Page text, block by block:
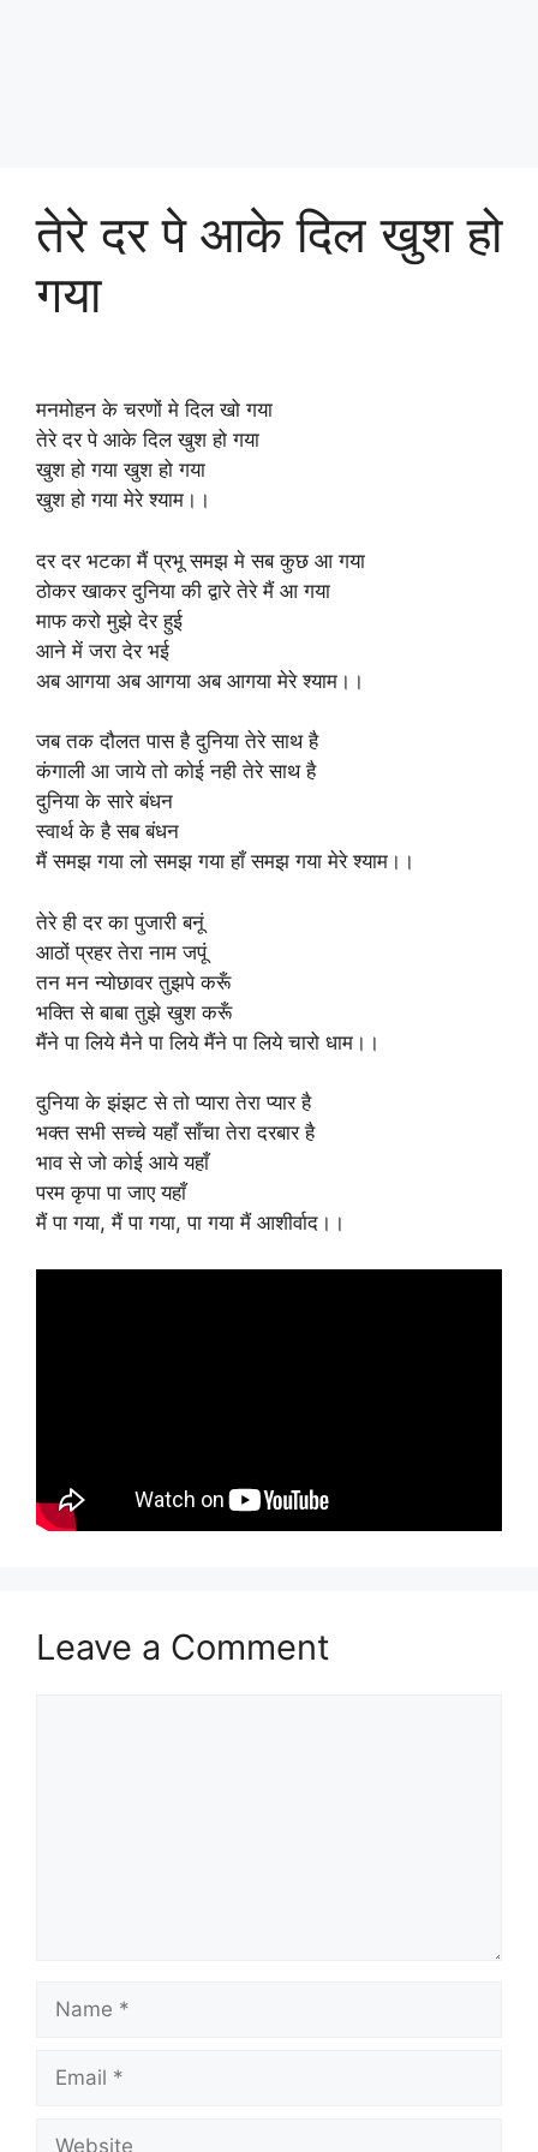
तेरे दर पे आके दिल खुश हो
गया
मनमोहन के चरणों मे दिल खो गया
तेरे दर पे आके दिल खुश हो गया
खुश हो गया खुश हो गया
खुश हो गया मेरे श्याम।।
दर दर भटका मैं प्रभू समझ मे सब कुछ आ गया
ठोकर खाकर दुनिया की द्वारे तेरे मैं आ गया
माफ करो मुझे देर हुई
आने में जरा देर भई
अब आगया अब आगया अब आगया मेरे श्याम।।
जब तक दौलत पास है दुनिया तेरे साथ है
कंगाली आ जाये तो कोई नही तेरे साथ है
दुनिया के सारे बंधन
स्वार्थ के है सब बंधन
मैं समझ गया लो समझ गया हाँ समझ गया मेरे श्याम।।
तेरे ही दर का पुजारी बनूं
आठों प्रहर तेरा नाम जपूं
तन मन न्योछावर तुझपे करूँ
भक्ति से बाबा तुझे खुश करूँ
मैंने पा लिये मैने पा लिये मैंने पा लिये चारो धाम।।
दुनिया के झंझट से तो प्यारा तेरा प्यार है
भक्त सभी सच्चे यहॉं साँचा तेरा दरबार है
भाव से जो कोई आये यहाँ
परम कृपा पा जाए यहाँ
मैं पा गया, मैं पा गया, पा गया मैं आशीर्वाद।।
Leave a Comment